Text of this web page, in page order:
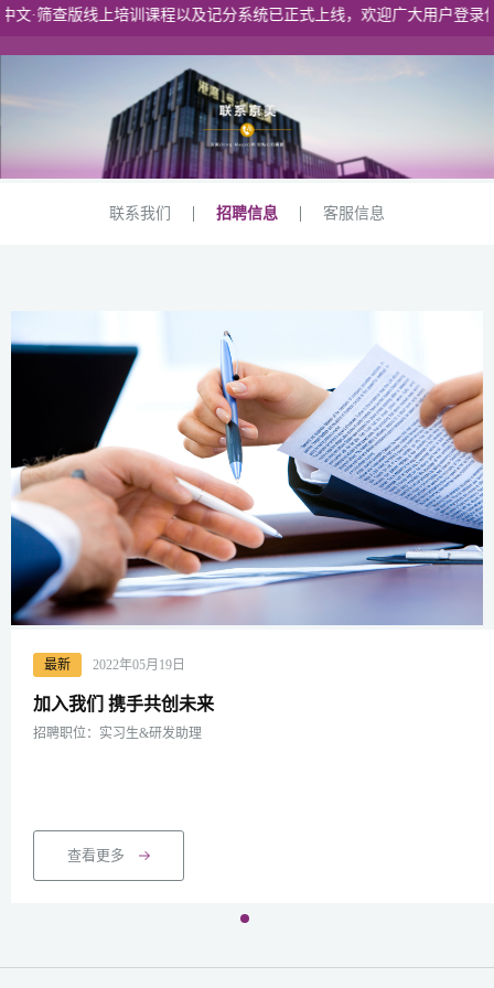
·筛查版线上培训课程以及记分系统已正式上线，欢迎广大用户登录使
港澳入口
联系我们 招聘信息 客服信息
最新 2022年05月19日
加入我们 携手共创未来
招聘职位：实习生&研发助理
查看更多